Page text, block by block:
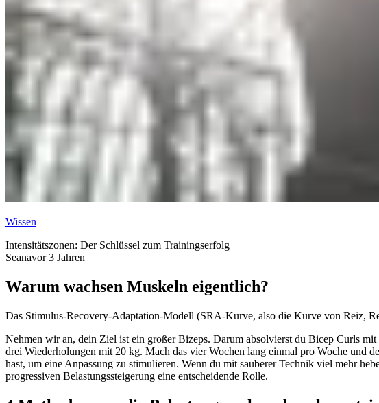
Wissen
Intensitätszonen: Der Schlüssel zum Trainingserfolg
Seanavor 3 Jahren
Warum wachsen Muskeln eigentlich?
Das Stimulus-Recovery-Adaptation-Modell (SRA-Kurve, also die Kurve von Reiz,
Nehmen wir an, dein Ziel ist ein großer Bizeps. Darum absolvierst du Bicep Curls
drei Wiederholungen mit 20 kg. Mach das vier Wochen lang einmal pro Woche und
hast, um eine Anpassung zu stimulieren. Wenn du mit sauberer Technik viel mehr
progressiven Belastungssteigerung eine entscheidende Rolle.